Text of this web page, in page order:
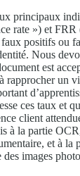
principaux
rate ») et FRR
positifs ou
Nous
est
rapprocher un
ces taux et
client
à la partie
et à la
images